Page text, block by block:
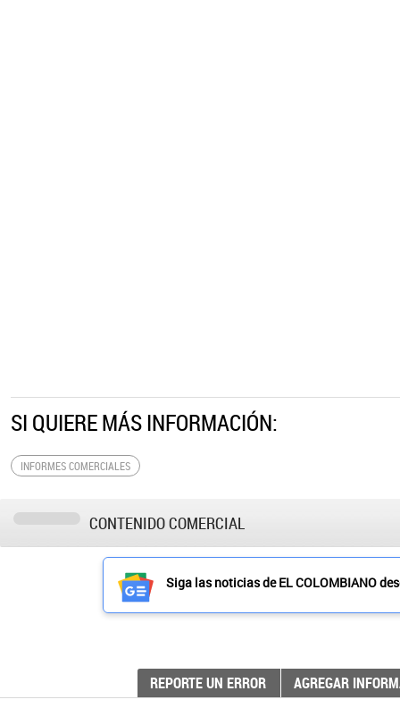
SI QUIERE MÁS INFORMACIÓN:
INFORMES COMERCIALES
CONTENIDO COMERCIAL
Siga las noticias de EL COLOMBIANO
REPORTE UN ERROR AGREGAR